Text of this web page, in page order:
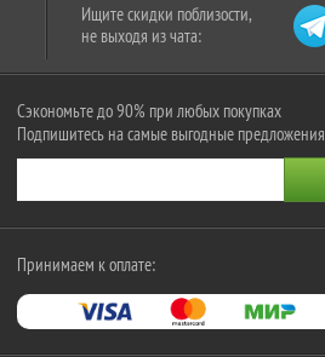
Ищите скидки поблизости,
не выходя из чата:
Сэкономьте до 90% при любых покупках
Подпишитесь на самые выгодные предложения
Принимаем к оплате: